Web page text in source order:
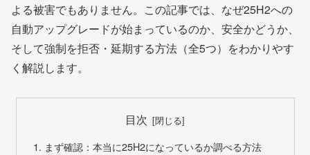
よる被害でもありません。この記事では、なぜ25H2への
自動アップグレードが始まっているのか、安全かどうか、
そして強制を拒否・延期する方法（全5つ）をわかりやす
く解説します。
目次
まず確認：本当に25H2になっているか調べる方法